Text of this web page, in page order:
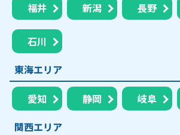
福井 新潟 長野
石川
東海エリア
愛知 静岡 岐阜
関西エリア